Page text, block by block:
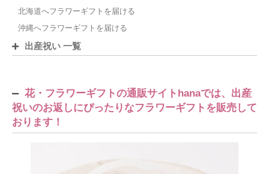
北海道へフラワーギフトを届ける
沖縄へフラワーギフトを届ける
出産祝い 一覧
花・フラワーギフトの通販サイトhanaでは、出産
祝いのお返しにぴったりなフラワーギフトを販売して
おります！